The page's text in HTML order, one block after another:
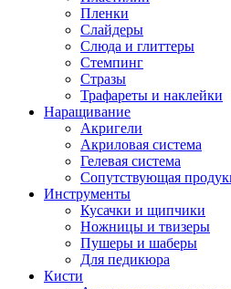
Пленки
Слайдеры
Слюда и глиттеры
Стемпинг
Стразы
Трафареты и наклейки
Наращивание
Акригели
Акриловая система
Гелевая система
Сопутствующая
Инструменты
Кусачки и щипчики
Ножницы и твизеры
Пушеры и шаберы
Для педикюра
Кисти